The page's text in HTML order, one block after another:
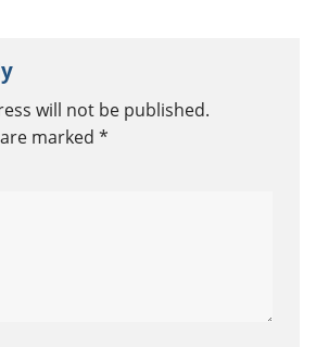
will not be published.
marked *